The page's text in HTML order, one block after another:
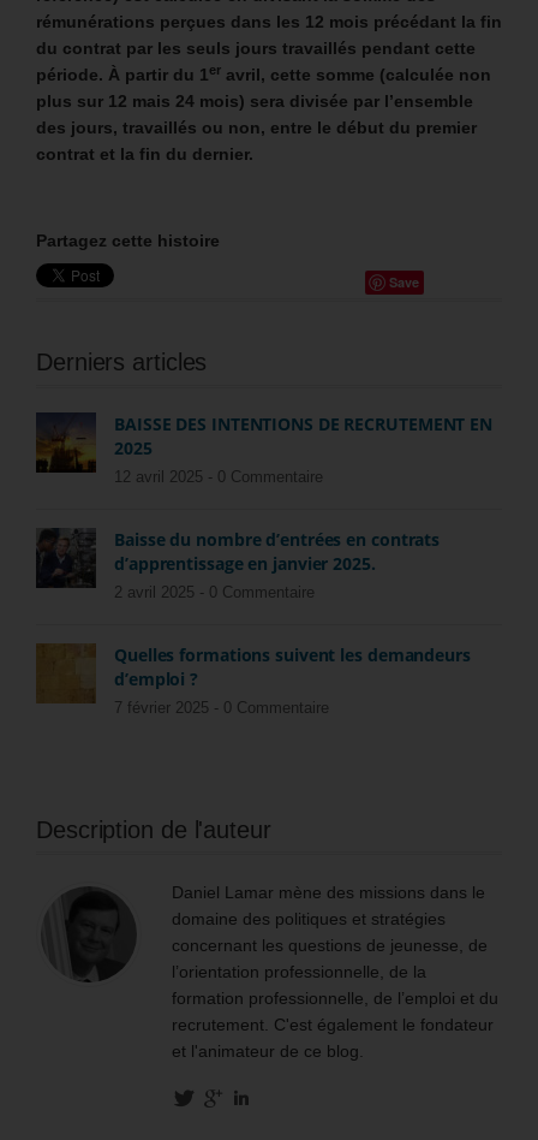
rémunérations perçues dans les 12 mois précédant la fin
du contrat par les seuls jours travaillés pendant cette
période. À partir du 1 er avril, cette somme (calculée non
plus sur 12 mais 24 mois) sera divisée par l’ensemble
des jours, travaillés ou non, entre le début du premier
contrat et la fin du dernier.
Partagez cette histoire
Save
Derniers articles
BAISSE DES INTENTIONS DE RECRUTEMENT EN
2025
12 avril 2025 - 0 Commentaire
Baisse du nombre d’entrées en contrats
d’apprentissage en janvier 2025.
2 avril 2025 - 0 Commentaire
Quelles formations suivent les demandeurs
d’emploi ?
7 février 2025 - 0 Commentaire
Description de l'auteur
Daniel Lamar mène des missions dans le
domaine des politiques et stratégies
concernant les questions de jeunesse, de
l’orientation professionnelle, de la
formation professionnelle, de l’emploi et du
recrutement. C'est également le fondateur
et l'animateur de ce blog.